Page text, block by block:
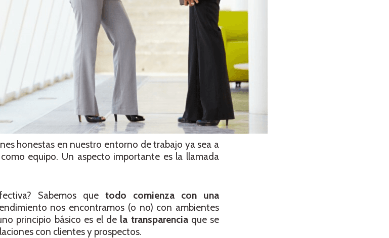
honestas en nuestro entorno de trabajo ya sea a
equipo. Un aspecto importante es la llamada
Sabemos que todo comienza con una
nos encontramos (o no) con ambientes
principio básico es el de la transparenciaque se
con clientes y prospectos.